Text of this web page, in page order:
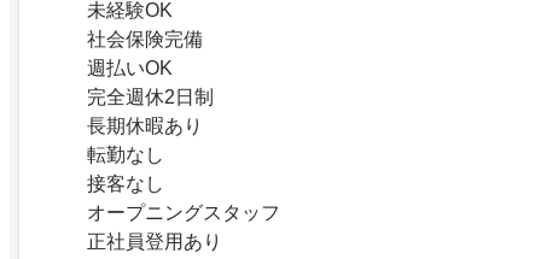
未経験OK
社会保険完備
週払いOK
完全週休2日制
長期休暇あり
転勤なし
接客なし
オープニングスタッフ
正社員登用あり